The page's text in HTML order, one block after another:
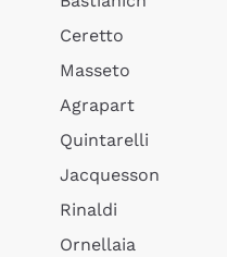
Ceretto
Masseto
Agrapart
Quintarelli
Jacquesson
Rinaldi
Ornellaia